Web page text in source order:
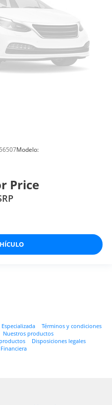
Modelo:
Price
Términos y condiciones
Nuestros productos
Disposiciones legales